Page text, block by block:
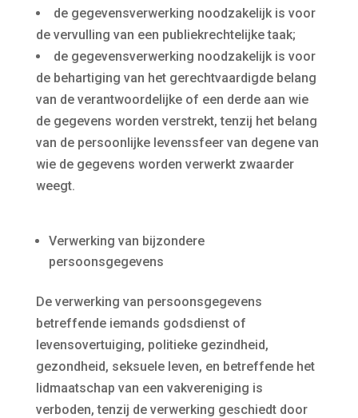
de gegevensverwerking noodzakelijk is voor
de vervulling van een publiekrechtelijke taak;
de gegevensverwerking noodzakelijk is voor
de behartiging van het gerechtvaardigde belang
van de verantwoordelijke of een derde aan wie
de gegevens worden verstrekt, tenzij het belang
van de persoonlijke levenssfeer van degene van
wie de gegevens worden verwerkt zwaarder
weegt.
Verwerking van bijzondere
persoonsgegevens
De verwerking van persoonsgegevens
betreffende iemands godsdienst of
levensovertuiging, politieke gezindheid,
gezondheid, seksuele leven, en betreffende het
lidmaatschap van een vakvereniging is
verboden, tenzij de verwerking geschiedt door